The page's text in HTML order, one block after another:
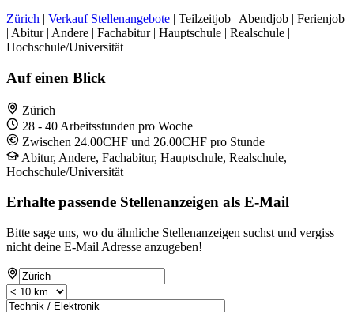
Zürich | Verkauf Stellenangebote | Teilzeitjob | Abendjob | Ferienjob
| Abitur | Andere | Fachabitur | Hauptschule | Realschule |
Hochschule/Universität
Auf einen Blick
Zürich
28 - 40 Arbeitsstunden pro Woche
Zwischen 24.00CHF und 26.00CHF pro Stunde
Abitur, Andere, Fachabitur, Hauptschule, Realschule,
Hochschule/Universität
Erhalte passende Stellenanzeigen als E-Mail
Bitte sage uns, wo du ähnliche Stellenanzeigen suchst und vergiss
nicht deine E-Mail Adresse anzugeben!